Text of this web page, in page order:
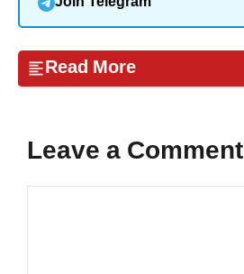
Read More
Leave a Comment
Comment